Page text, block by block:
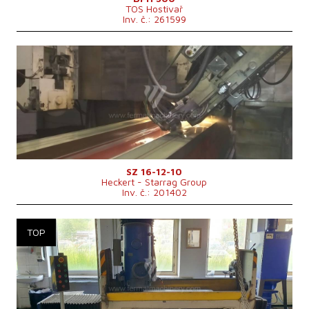
TOS Hostivař
Inv. č.: 261599
Rok výroby:
2008
Řídící systém
Max. délka broušení
10000 mm
Max. šířka broušení
1795 mm
Max. výška obrobku
1200 mm
Uložení vřetene brusky
Vertikální
Hmotnost stroje
70000 kg
Rozměry d x š x v
25200x10000x5100 mm
Max. hmotnost obrobku
4t/m (40.000kg) kg
Max. rozměry obráběného výrobku 10000x1600 mm
SZ 16-12-10
Heckert - Starrag Group
Inv. č.: 201402
Rok výroby:
1968
Řídící systém
ne
Max. délka broušení
1000 mm
Max. šířka broušení
300 mm
Max. výška obrobku
450 mm
Uložení vřetene brusky
Vertikální
Upínací plocha stolu
300x1000 mm